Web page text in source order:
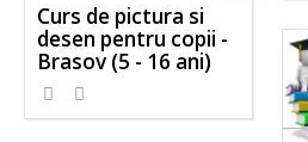
Curs de pictura si
desen pentru copii -
Brasov (5 - 16 ani)